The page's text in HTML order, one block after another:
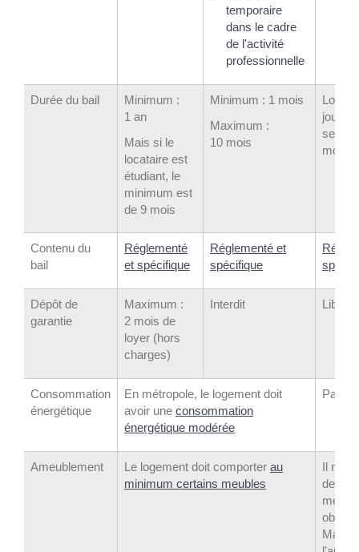
temporaire
dans le cadre
de l'activité
professionnelle
Durée du bail
Minimum :
1 an
Mais si le
locataire est
étudiant, le
minimum est
de 9 mois
Minimum : 1 mois
Maximum :
10 mois
mois
Contenu du
bail
Réglementé
et spécifique
Réglementé et
spécifique
Dépôt de
garantie
Maximum :
2 mois de
loyer (hors
charges)
Interdit Libre
Consommation
énergétique
En métropole, le logement doit
avoir une consommation
énergétique modérée
Pas
Ameublement Le logement doit comporter au
minimum certains meubles
Il
de
Mais